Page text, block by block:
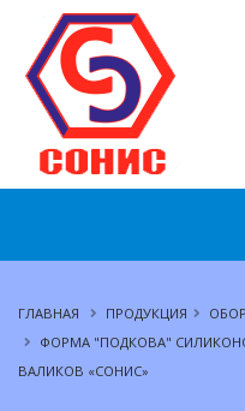
ГЛАВНАЯ ПРОДУКЦИЯ
ФОРМА "ПОДКОВА"
ВАЛИКОВ «СОНИС»